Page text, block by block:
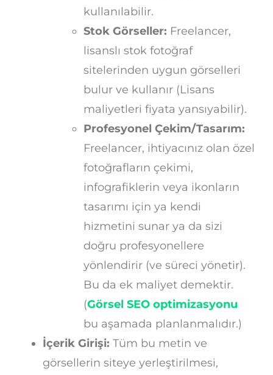
kullanılabilir.
Stok Görseller: Freelancer,
lisanslı stok fotoğraf
sitelerinden uygun görselleri
bulur ve kullanır (Lisans
maliyetleri fiyata yansıyabilir).
Profesyonel Çekim/Tasarım:
Freelancer, ihtiyacınız olan özel
fotoğrafların çekimi,
infografiklerin veya ikonların
tasarımı için ya kendi
hizmetini sunar ya da sizi
doğru profesyonellere
yönlendirir (ve süreci yönetir).
Bu da ek maliyet demektir.
(Görsel SEO optimizasyonu
bu aşamada planlanmalıdır.)
İçerik Girişi: Tüm bu metin ve
görsellerin siteye yerleştirilmesi,